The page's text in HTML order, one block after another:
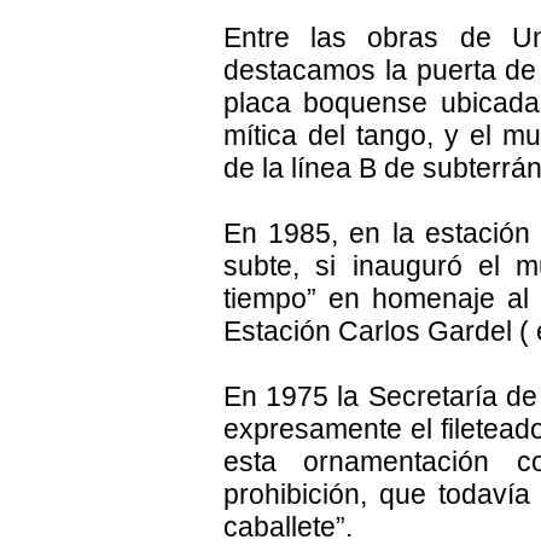
Entre las obras de
destacamos la puerta
placa boquense
mítica del tango, y el
de la línea B de
En 1985, en la
subte, si inauguró el
tiempo” en homenaje
Estación Carlos Gardel (
En 1975 la Secretaría
expresamente el
esta ornamentación
prohibición, que
caballete”.